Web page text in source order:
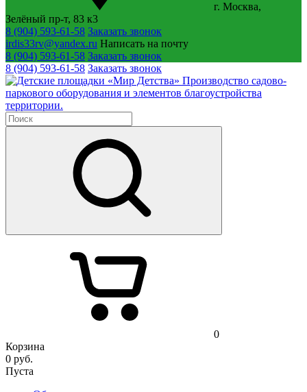
г. Москва,
Зелёный пр-т, 83 к3
8 (904) 593-61-58 Заказать звонок
irdis33rv@yandex.ru Написать на почту
8 (904) 593-61-58 Заказать звонок
8 (904) 593-61-58 Заказать звонок
Производство садово-
паркового оборудования и элементов благоустройства
территории.
0
Корзина
0 руб.
Пуста